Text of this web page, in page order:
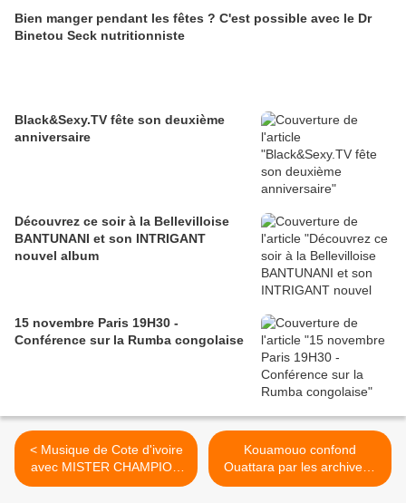
Bien manger pendant les fêtes ? C'est possible avec le Dr
Binetou Seck nutritionniste
Black&Sexy.TV fête son deuxième
anniversaire
Découvrez ce soir à la Bellevilloise
BANTUNANI et son INTRIGANT
nouvel album
15 novembre Paris 19H30 -
Conférence sur la Rumba congolaise
< Musique de Cote d'ivoire
avec MISTER CHAMPION
feat. RICO AMAJ_Collé
Kouamouo confond
Ouattara par les archives -
30/07/2012 >